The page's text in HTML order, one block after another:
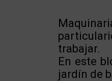
trabajar.
En este
jardín de